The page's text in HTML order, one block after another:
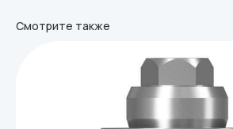
Смотрите также